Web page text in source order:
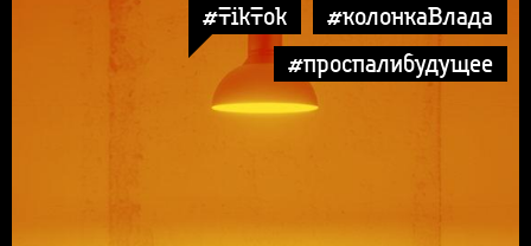
#TikTok
#колонкаВлада
#проспалибудущее